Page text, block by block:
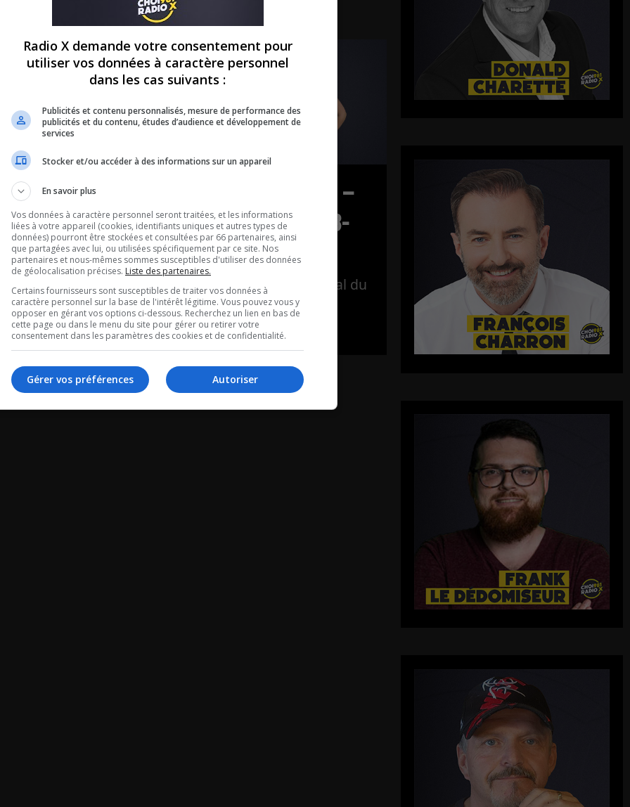
de Radio
du 06-
de Radio X -
06-08-2026
Ouellet en direct –
Intégral du 06-08-
2026
Ouellet en direct - Intégral du
06-08-2026
Radio X demande votre consentement pour
utiliser vos données à caractère personnel
dans les cas suivants :
Publicités et contenu personnalisés, mesure de performance des
publicités et du contenu, études d’audience et développement de
services
Stocker et/ou accéder à des informations sur un appareil
En savoir plus
Vos données à caractère personnel seront traitées, et les informations
liées à votre appareil (cookies, identifiants uniques et autres types de
données) pourront être stockées et consultées par 66 partenaires, ainsi
que partagées avec lui, ou utilisées spécifiquement par ce site. Nos
partenaires et nous-mêmes sommes susceptibles d'utiliser des données
de géolocalisation précises. Liste des partenaires.
Certains fournisseurs sont susceptibles de traiter vos données à
caractère personnel sur la base de l'intérêt légitime. Vous pouvez vous y
opposer en gérant vos options ci-dessous. Recherchez un lien en bas de
cette page ou dans le menu du site pour gérer ou retirer votre
consentement dans les paramètres des cookies et de confidentialité.
Autoriser
Gérer vos préférences